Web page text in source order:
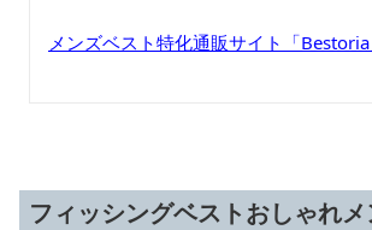
メンズベスト特化通販サイト「Bestoria
フィッシングベストおしゃれ